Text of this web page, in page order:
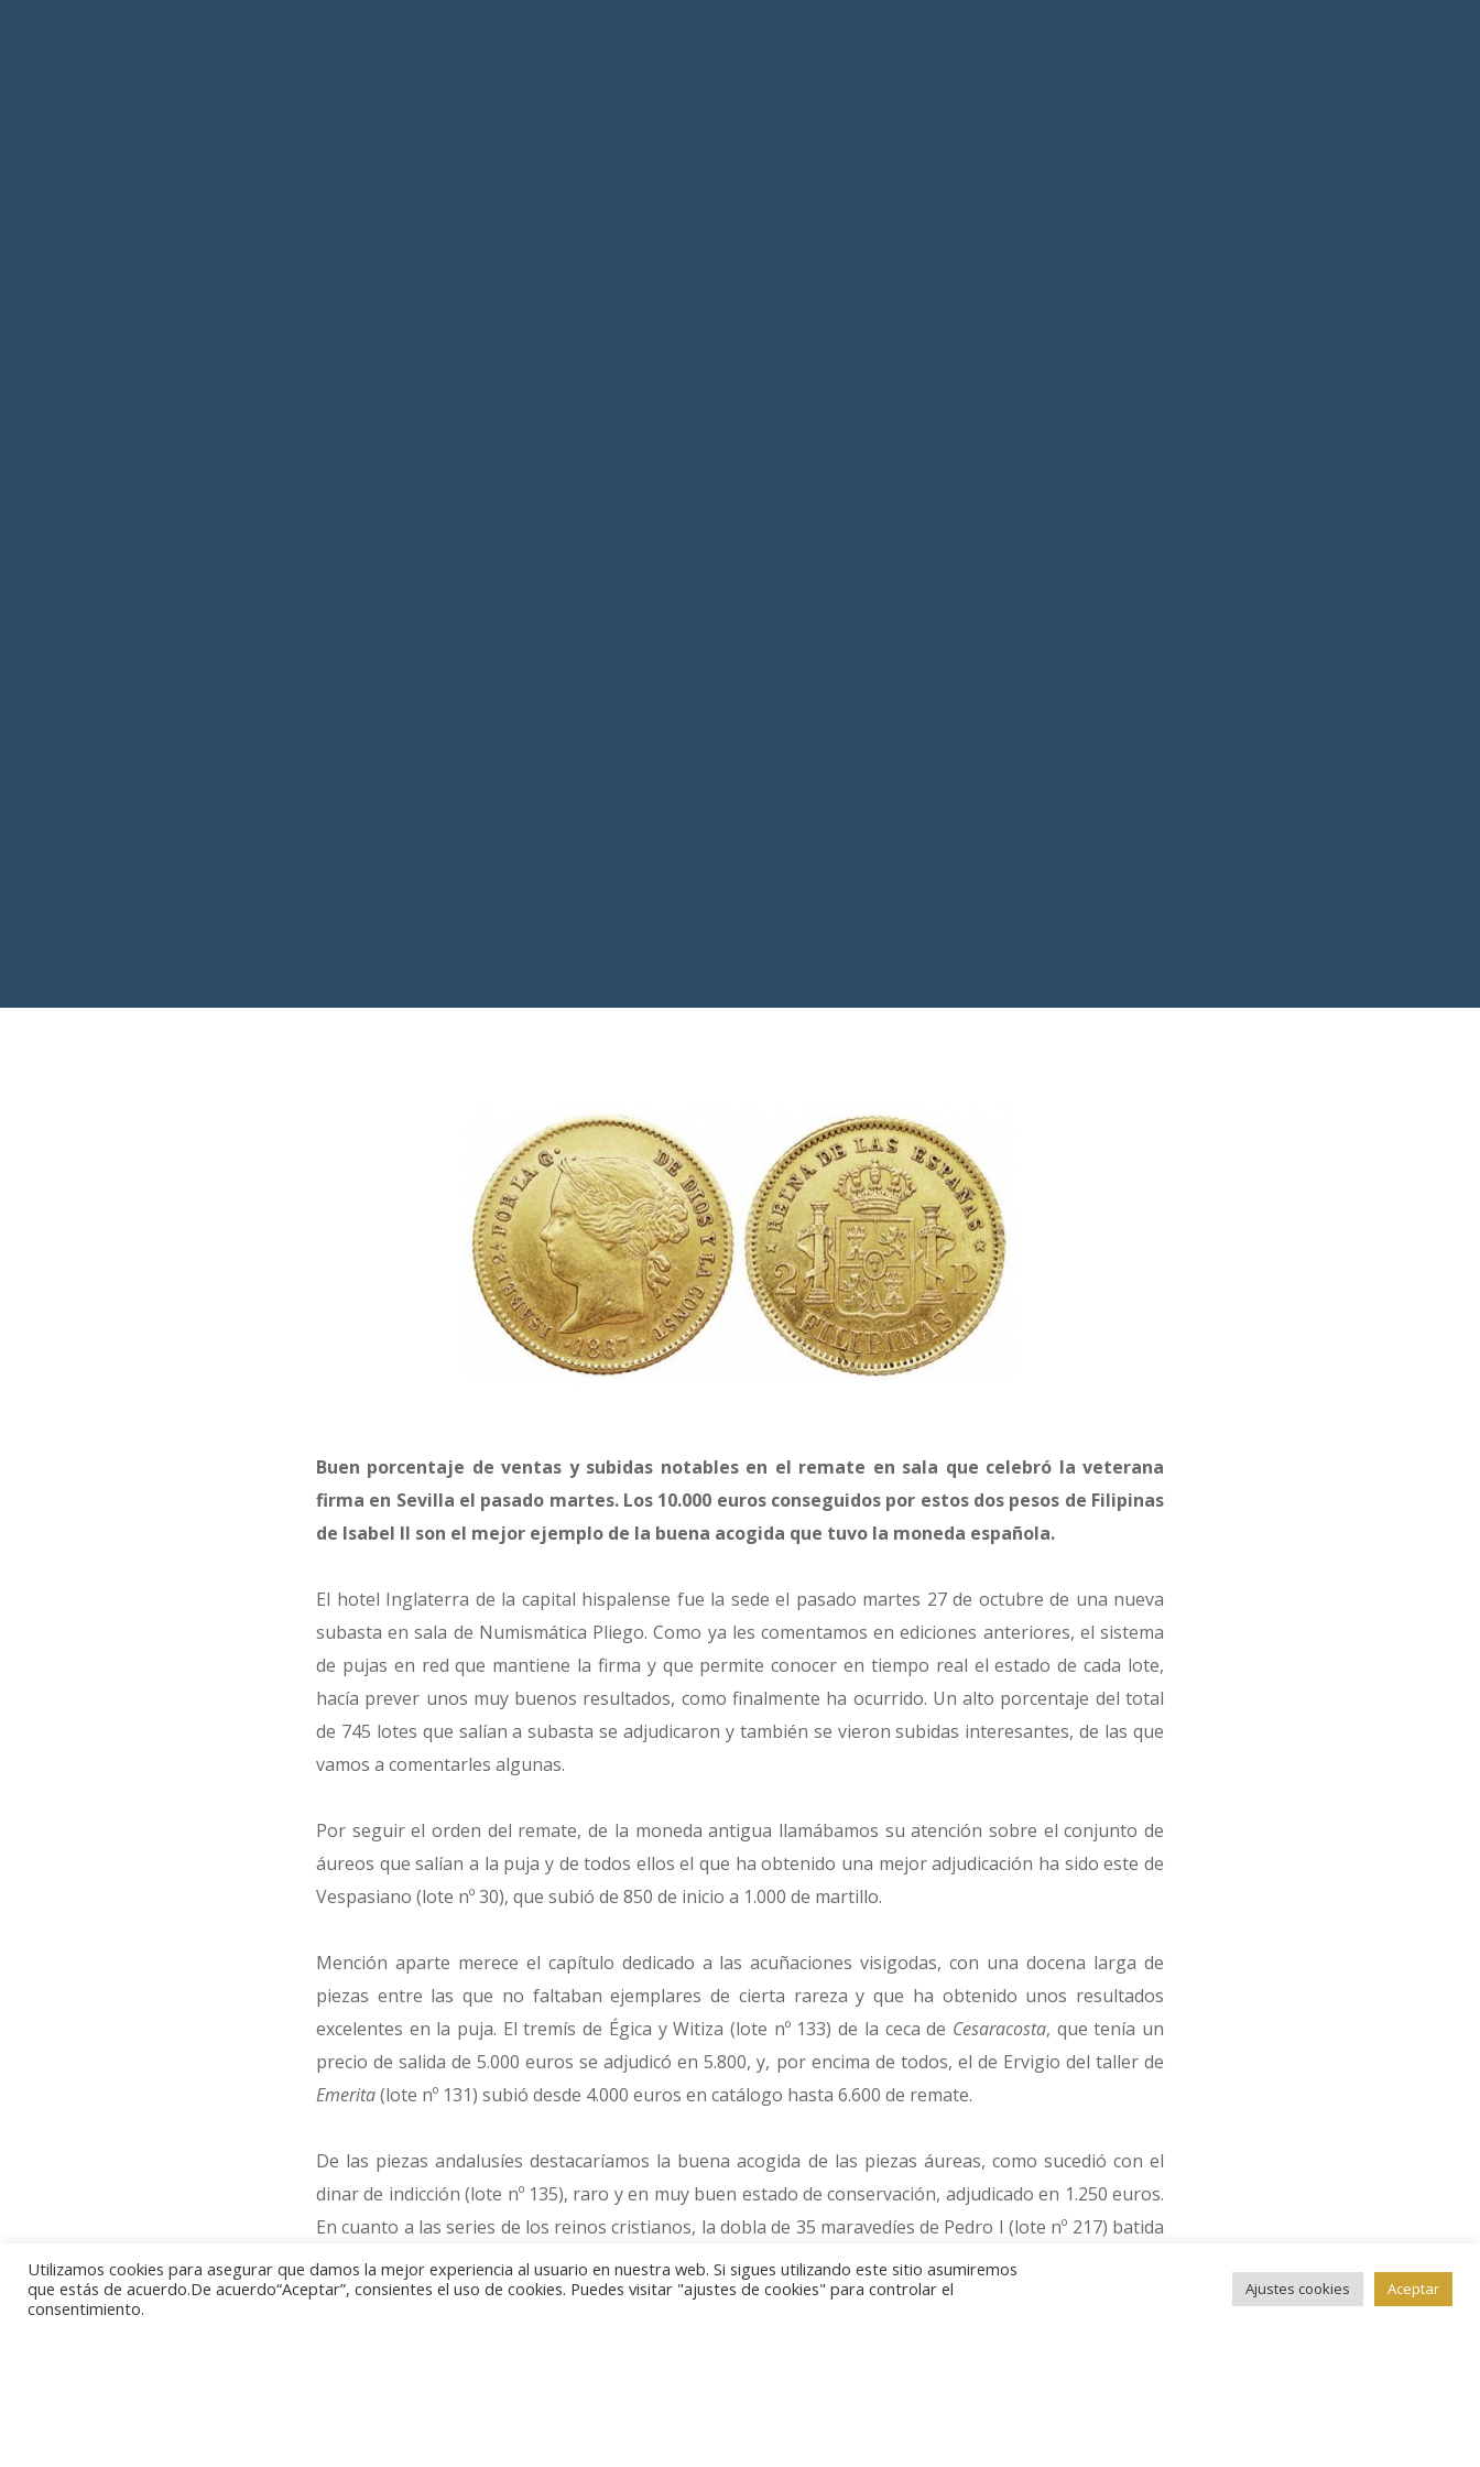
Buen porcentaje de ventas y subidas notables en el remate en sala que celebró la veterana
firma en Sevilla el pasado martes. Los 10.000 euros conseguidos por estos dos pesos de Filipinas
de Isabel II son el mejor ejemplo de la buena acogida que tuvo la moneda española.
El hotel Inglaterra de la capital hispalense fue la sede el pasado martes 27 de octubre de una nueva
subasta en sala de Numismática Pliego. Como ya les comentamos en ediciones anteriores, el sistema
de pujas en red que mantiene la firma y que permite conocer en tiempo real el estado de cada lote,
hacía prever unos muy buenos resultados, como finalmente ha ocurrido. Un alto porcentaje del total
de 745 lotes que salían a subasta se adjudicaron y también se vieron subidas interesantes, de las que
vamos a comentarles algunas.
Por seguir el orden del remate, de la moneda antigua llamábamos su atención sobre el conjunto de
áureos que salían a la puja y de todos ellos el que ha obtenido una mejor adjudicación ha sido este de
Vespasiano (lote nº 30), que subió de 850 de inicio a 1.000 de martillo.
Mención aparte merece el capítulo dedicado a las acuñaciones visigodas, con una docena larga de
piezas entre las que no faltaban ejemplares de cierta rareza y que ha obtenido unos resultados
excelentes en la puja. El tremís de Égica y Witiza (lote nº 133) de la ceca de Cesaracosta, que tenía un
precio de salida de 5.000 euros se adjudicó en 5.800, y, por encima de todos, el de Ervigio del taller de
Emerita(lote nº 131) subió desde 4.000 euros en catálogo hasta 6.600 de remate.
De las piezas andalusíes destacaríamos la buena acogida de las piezas áureas, como sucedió con el
dinar de indicción (lote nº 135), raro y en muy buen estado de conservación, adjudicado en 1.250 euros.
En cuanto a las series de los reinos cristianos, la dobla de 35 maravedíes de Pedro I (lote nº 217) batida
en la ceca de Sevilla, se mantuvo en sus 1.200 euros de salida.
Utilizamos cookies para asegurar que damos la mejor experiencia al usuario en nuestra web. Si sigues utilizando este sitio asumiremos
que estás de acuerdo.De acuerdo“Aceptar”, consientes el uso de cookies. Puedes visitar "ajustes de cookies" para controlar el
consentimiento.
Ajustes cookies Aceptar